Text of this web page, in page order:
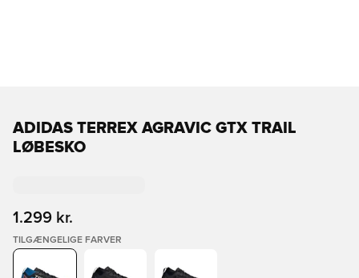
ADIDAS TERREX AGRAVIC GTX TRAIL
LØBESKO
1.299 kr.
TILGÆNGELIGE FARVER